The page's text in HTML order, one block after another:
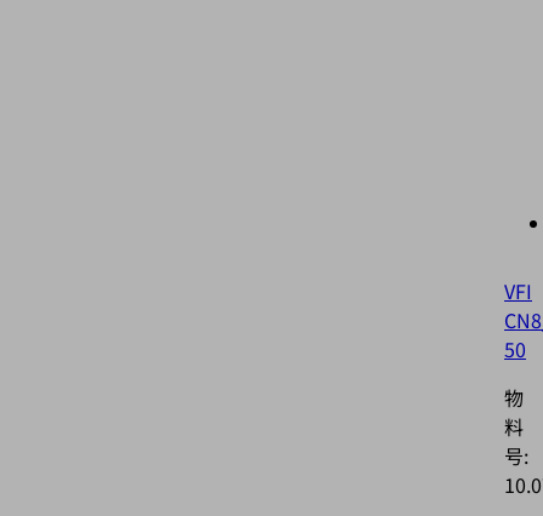
VFI
50
物
料
号: